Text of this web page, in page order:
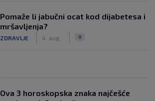
Pomaže li jabučni ocat kod dijabetesa i
mršavljenja?
ZDRAVLJE 4. aug. 0
Ova 3 horoskopska znaka najčešće